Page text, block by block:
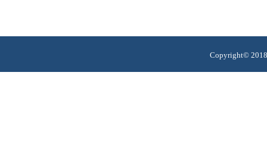
Copyright©